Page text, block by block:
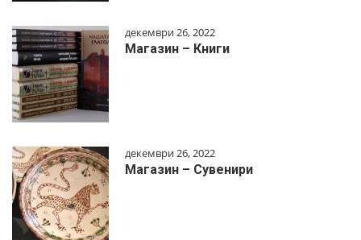
декември 26, 2022
Магазин – Книги
декември 26, 2022
Магазин – Сувенири